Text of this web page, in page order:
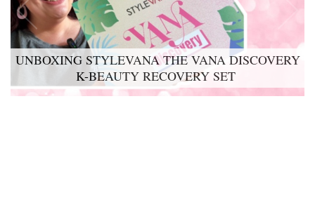
UNBOXING STYLEVANA THE VANA DISCOVERY
K-BEAUTY RECOVERY SET